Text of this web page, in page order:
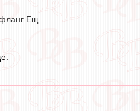
фланг Ещ